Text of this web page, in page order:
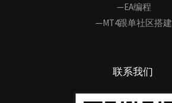
—EA编程
—MT4跟单社区搭建
联系我们